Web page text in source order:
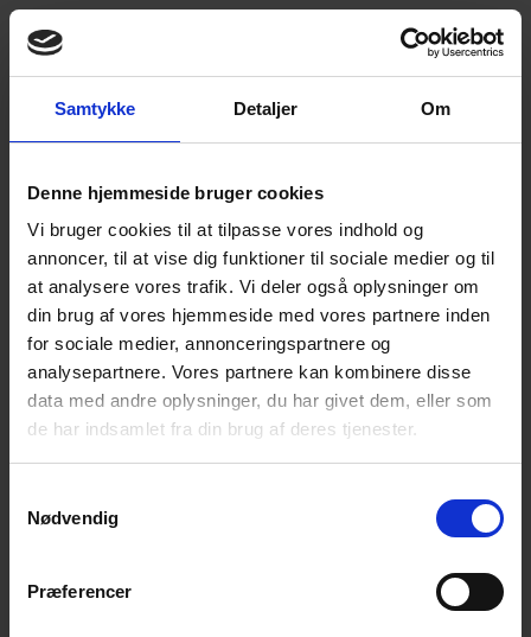
Samtykke Detaljer Om
Denne hjemmeside bruger cookies
Vi bruger cookies til at tilpasse vores indhold og
annoncer, til at vise dig funktioner til sociale medier og til
at analysere vores trafik. Vi deler også oplysninger om
din brug af vores hjemmeside med vores partnere inden
for sociale medier, annonceringspartnere og
analysepartnere. Vores partnere kan kombinere disse
data med andre oplysninger, du har givet dem, eller som
de har indsamlet fra din brug af deres tjenester.
Nødvendig
Præferencer